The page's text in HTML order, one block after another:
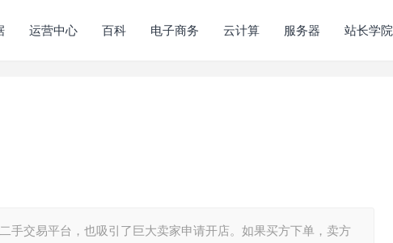
运营中心 百科 电子商务 云计算 服务器 站长学院
手交易平台，也吸引了巨大卖家申请开店。如果买方下单，卖方